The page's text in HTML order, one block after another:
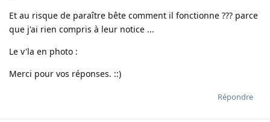
Et au risque de paraître bête comment il fonctionne ??? parce
que j'ai rien compris à leur notice ...
Le v'la en photo :
Merci pour vos réponses. ::)
Répondre